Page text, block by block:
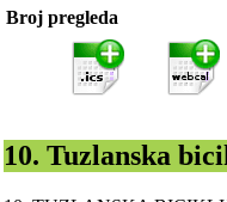
Broj pregleda
10. Tuzlanska